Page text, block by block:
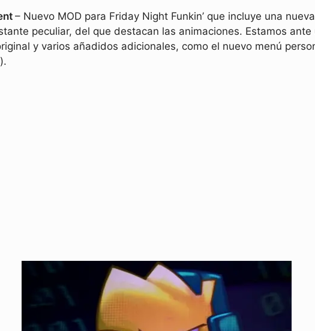
– Nuevo MOD para Friday Night Funkin’ que incluye una
peculiar, del que destacan las animaciones. Estamos
y varios añadidos adicionales, como el nuevo menú